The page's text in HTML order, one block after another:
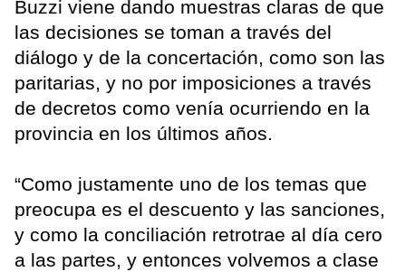
Buzzi viene dando muestras claras de que
las decisiones se toman a través del
diálogo y de la concertación, como son las
paritarias, y no por imposiciones a través
de decretos como venía ocurriendo en la
provincia en los últimos años.
“Como justamente uno de los temas que
preocupa es el descuento y las sanciones,
y como la conciliación retrotrae al día cero
a las partes, y entonces volvemos a clase